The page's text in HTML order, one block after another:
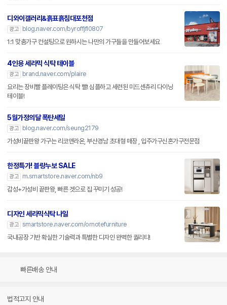
디와이갤러리&흙표흙침대포천점
광고
blog.naver.com/byroffjfl0807
1:1 맞춤가구 컨설팅으로 원하시는 나만의 가구들을 만들어보세요
4인용 세라믹 식탁 테이블
광고
brand.naver.com/plaire
요리는 장비빨 플레이팅은 식탁 빨! 심플하고 세련된 미드센츄리 다이닝
테이블!
5월가정의달 폭탄세일
광고
blog.naver.com/seung2179
가성비끝판왕 가구는 리코앤라온, 부산경남 초대형 매장 , 입주가구신혼가구전문점
한정특가! 블랑누보 SALE
광고
m.smartstore.naver.com/nb9
감성+가성비 끝판왕, 빠른 겟으로 집 꾸미기 성공!
디자인 세라믹식탁 나일
광고 smartstore.naver.com/ornotefurniture
국내공장 기반 확실한 기술력과 특별한 디자인 완벽한 퀄리티!
빠른배송 안내
법적고지 안내